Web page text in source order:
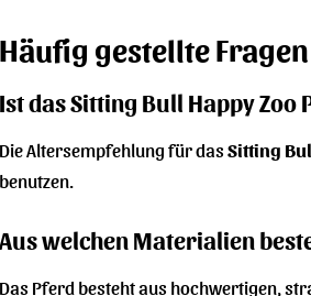
Häufig gestellte
Ist das Sitting Bull Happy
Die Altersempfehlung für dasSitting
benutzen.
Aus welchen Materialien
Das Pferd besteht aus hochwertigen,